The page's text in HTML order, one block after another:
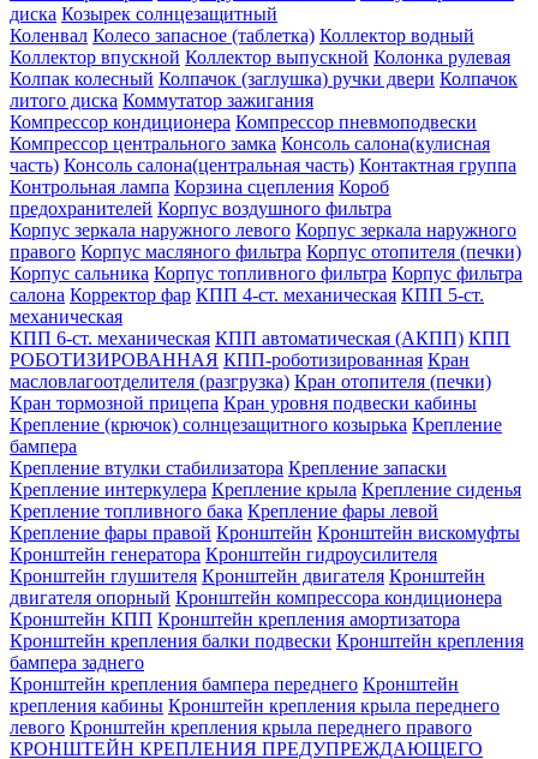
диска Козырек солнцезащитный
Коленвал Колесо запасное (таблетка) Коллектор водный
Коллектор впускной Коллектор выпускной Колонка рулевая
Колпак колесный Колпачок (заглушка) ручки двери Колпачок
литого диска Коммутатор зажигания
Компрессор кондиционера Компрессор пневмоподвески
Компрессор центрального замка Консоль салона(кулисная
часть) Консоль салона(центральная часть) Контактная группа
Контрольная лампа Корзина сцепления Короб
предохранителей Корпус воздушного фильтра
Корпус зеркала наружного левого Корпус зеркала наружного
правого Корпус масляного фильтра Корпус отопителя (печки)
Корпус сальника Корпус топливного фильтра Корпус фильтра
салона Корректор фар КПП 4-ст. механическая КПП 5-ст.
механическая
КПП 6-ст. механическая КПП автоматическая (АКПП) КПП
РОБОТИЗИРОВАННАЯ КПП-роботизированная Кран
масловлагоотделителя (разгрузка) Кран отопителя (печки)
Кран тормозной прицепа Кран уровня подвески кабины
Крепление (крючок) солнцезащитного козырька Крепление
бампера
Крепление втулки стабилизатора Крепление запаски
Крепление интеркулера Крепление крыла Крепление сиденья
Крепление топливного бака Крепление фары левой
Крепление фары правой Кронштейн Кронштейн вискомуфты
Кронштейн генератора Кронштейн гидроусилителя
Кронштейн глушителя Кронштейн двигателя Кронштейн
двигателя опорный Кронштейн компрессора кондиционера
Кронштейн КПП Кронштейн крепления амортизатора
Кронштейн крепления балки подвески Кронштейн крепления
бампера заднего
Кронштейн крепления бампера переднего Кронштейн
крепления кабины Кронштейн крепления крыла переднего
левого Кронштейн крепления крыла переднего правого
КРОНШТЕЙН КРЕПЛЕНИЯ ПРЕДУПРЕЖДАЮЩЕГО